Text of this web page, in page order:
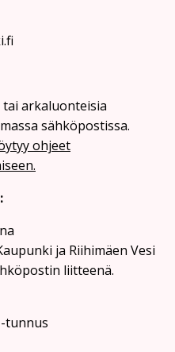
arkaluonteisia
sähköpostissa.
ohjeet
ja Riihimäen Vesi
liitteenä.
tunnus